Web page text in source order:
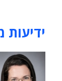
ידיעות